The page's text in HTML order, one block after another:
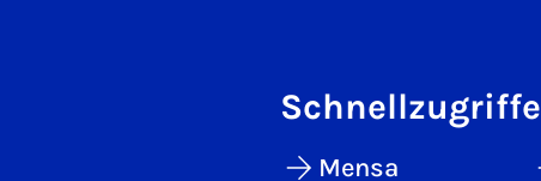
Schnellzugriffe
Mensa